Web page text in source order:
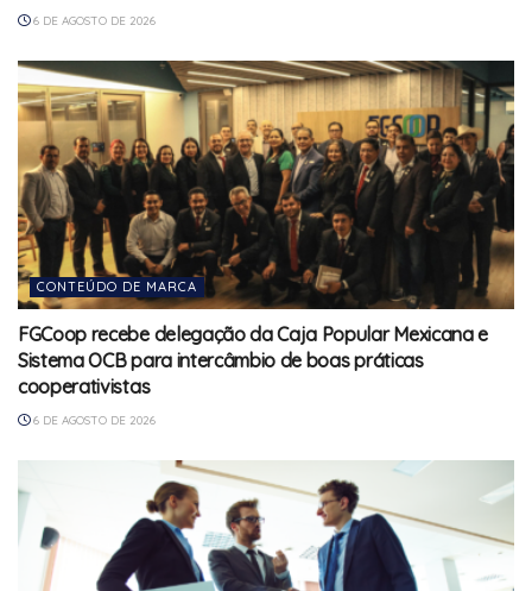
6 DE AGOSTO DE 2026
CONTEÚDO DE MARCA
FGCoop recebe delegação da Caja Popular Mexicana e
Sistema OCB para intercâmbio de boas práticas
cooperativistas
6 DE AGOSTO DE 2026